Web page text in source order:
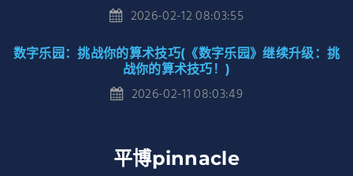
2026-02-12 08:03:55
数字乐园：挑战你的算术技巧(《数字乐园》继续升级：挑
战你的算术技巧！)
2026-02-11 08:03:49
平博pinnacle